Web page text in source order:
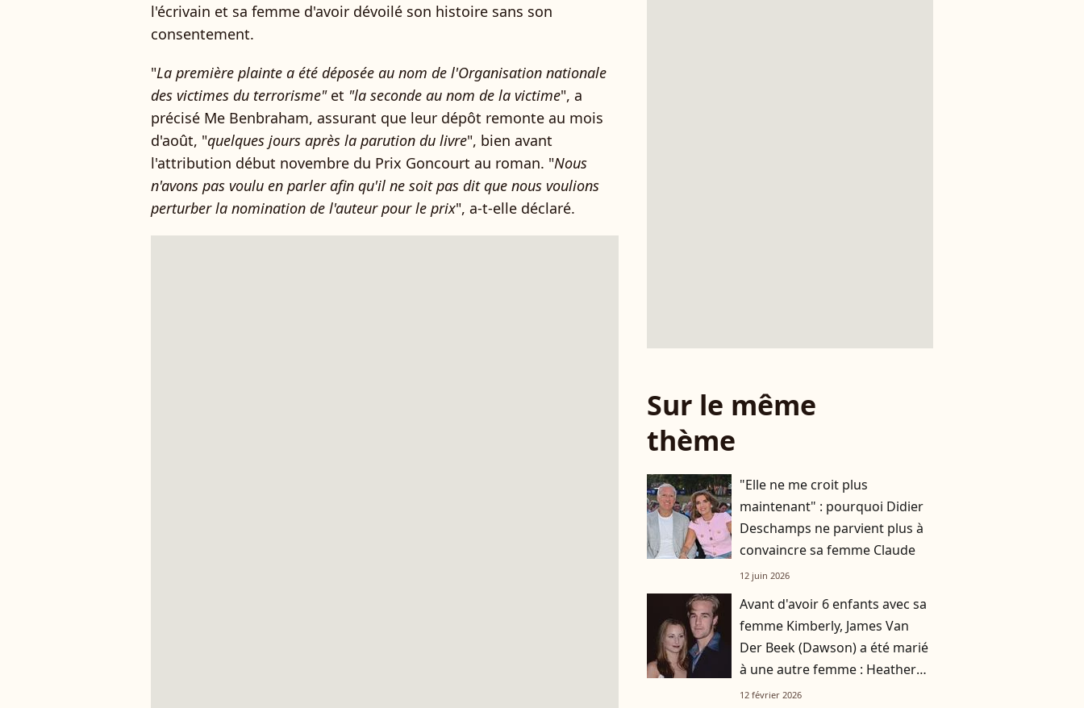
l'écrivain et sa femme d'avoir dévoilé son histoire sans son
consentement.
"La première plainte a été déposée au nom de l'Organisation nationale
des victimes du terrorisme" et "la seconde au nom de la victime", a
précisé Me Benbraham, assurant que leur dépôt remonte au mois
d'août, "quelques jours après la parution du livre", bien avant
l'attribution début novembre du Prix Goncourt au roman. "Nous
n'avons pas voulu en parler afin qu'il ne soit pas dit que nous voulions
perturber la nomination de l'auteur pour le prix", a-t-elle déclaré.
Sur le même
thème
"Elle ne me croit plus
maintenant" : pourquoi Didier
Deschamps ne parvient plus à
convaincre sa femme Claude
12 juin 2026
Avant d'avoir 6 enfants avec sa
femme Kimberly, James Van
Der Beek (Dawson) a été marié
à une autre femme : Heather
prend la parole
12 février 2026